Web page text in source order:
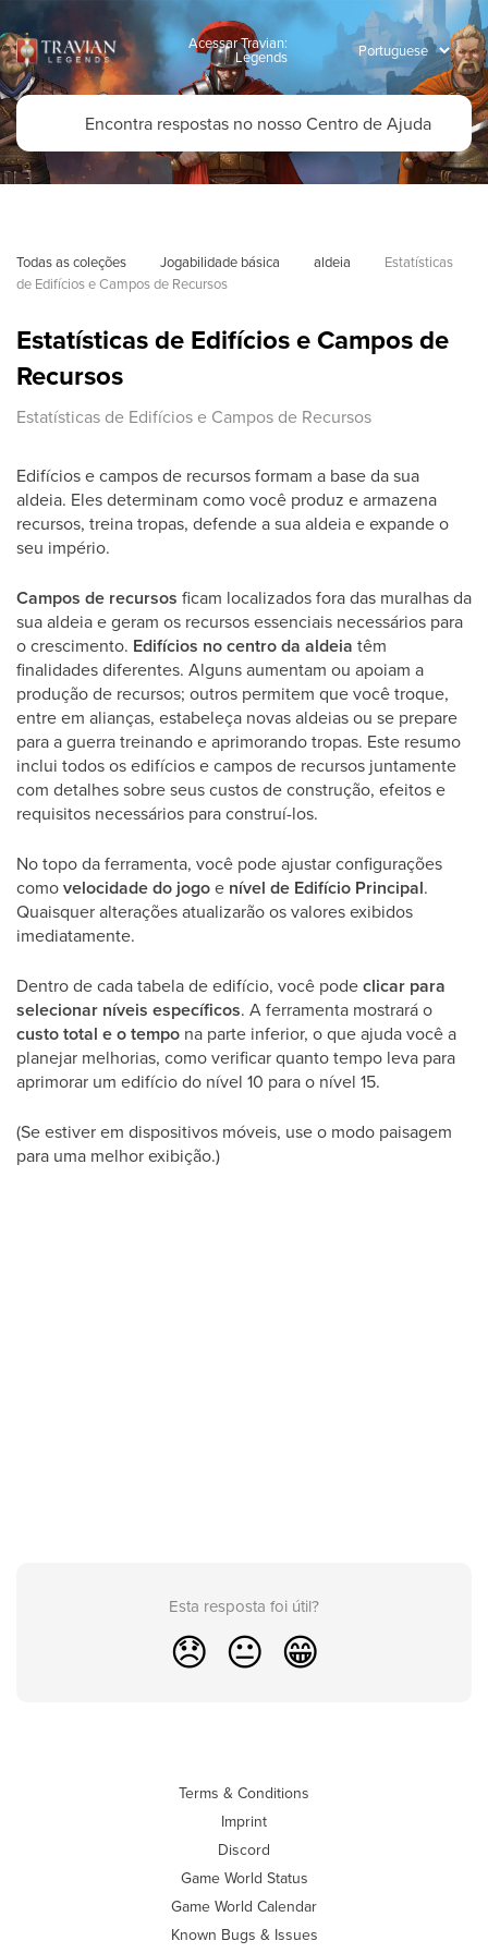
Acessar Travian:
Legends
Todas as coleções Jogabilidade básica aldeia
Estatísticas
de Edifícios e Campos de Recursos
Estatísticas de Edifícios e Campos de
Recursos
Estatísticas de Edifícios e Campos de Recursos
Edifícios e campos de recursos formam a base da sua
aldeia. Eles determinam como você produz e armazena
recursos, treina tropas, defende a sua aldeia e expande o
seu império.
Campos de recursos ficam localizados fora das muralhas da
sua aldeia e geram os recursos essenciais necessários para
o crescimento. Edifícios no centro da aldeia têm
finalidades diferentes. Alguns aumentam ou apoiam a
produção de recursos; outros permitem que você troque,
entre em alianças, estabeleça novas aldeias ou se prepare
para a guerra treinando e aprimorando tropas. Este resumo
inclui todos os edifícios e campos de recursos juntamente
com detalhes sobre seus custos de construção, efeitos e
requisitos necessários para construí-los.
No topo da ferramenta, você pode ajustar configurações
comovelocidade do jogoe nível de Edifício Principal.
Quaisquer alterações atualizarão os valores exibidos
imediatamente.
Dentro de cada tabela de edifício, você podeclicar para
selecionar níveis específicos. A ferramenta mostrará o
custo total e o tempo na parte inferior, o que ajuda você a
planejar melhorias, como verificar quanto tempo leva para
aprimorar um edifício do nível 10 para o nível 15.
(Se estiver em dispositivos móveis, use o modo paisagem
para uma melhor exibição.)
Esta resposta foi útil?
😞 😐 😁
Terms & Conditions
Imprint
Discord
Game World Status
Game World Calendar
Known Bugs & Issues